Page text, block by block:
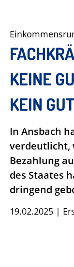
KEINE
KEIN
In Ansbach
verdeutlicht,
Bezahlung
des Staates
dringend
19.02.2025 |